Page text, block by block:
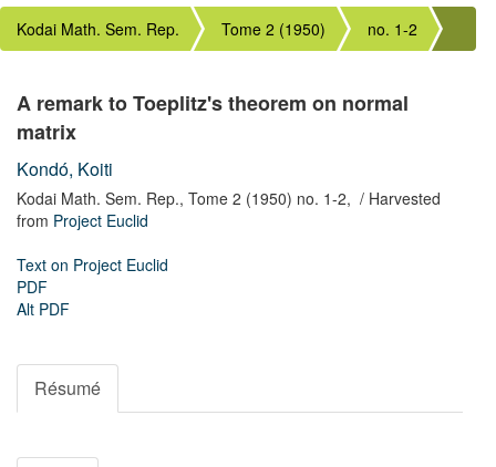
Kodai Math. Sem. Rep. Tome 2 (1950) no. 1-2
A remark to Toeplitz's theorem on normal
matrix
Kondó, Koiti
Kodai Math. Sem. Rep., Tome 2 (1950) no. 1-2, / Harvested
from Project Euclid
Text on Project Euclid
PDF
Alt PDF
Résumé